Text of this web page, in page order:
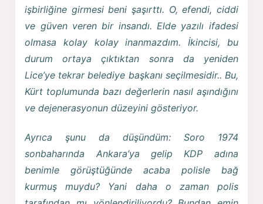
işbirliğine girmesi beni şaşırttı. O, efendi, ciddi
ve güven veren bir insandı. Elde yazılı ifadesi
olmasa kolay kolay inanmazdım. İkincisi, bu
durum ortaya çıktıktan sonra da yeniden
Lice’ye tekrar belediye başkanı seçilmesidir.. Bu,
Kürt toplumunda bazı değerlerin nasıl aşındığını
ve dejenerasyonun düzeyini gösteriyor.
Ayrıca şunu da düşündüm: Soro 1974
sonbaharında Ankara’ya gelip KDP adına
benimle görüştüğünde acaba polisle bağ
kurmuş muydu? Yani daha o zaman polis